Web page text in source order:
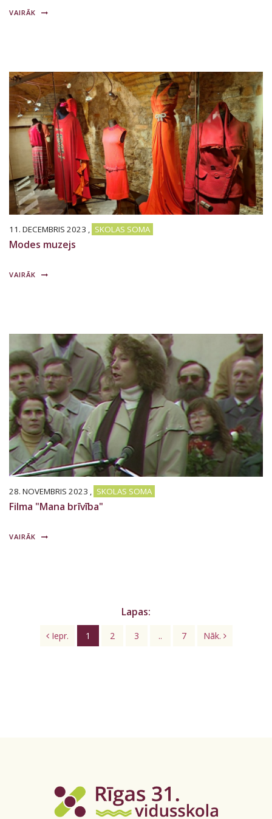
VAIRĀK
11. DECEMBRIS 2023 SKOLAS SOMA
Modes muzejs
VAIRĀK
28. NOVEMBRIS 2023 , SKOLAS SOMA
Filma "Mana brīvība"
VAIRĀK
Lapas:
Iepr. 1 2 3 .. 7 Nāk.